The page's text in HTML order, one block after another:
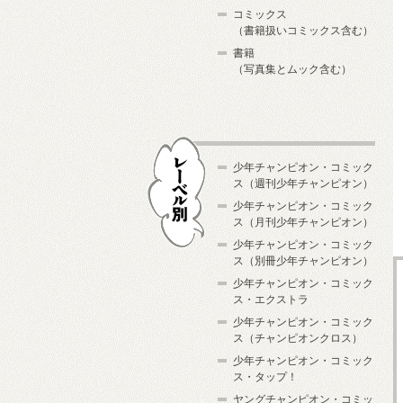
コミックス
（書籍扱いコミックス含む）
書籍
（写真集とムック含む）
少年チャンピオン・コミック
ス（週刊少年チャンピオン）
少年チャンピオン・コミック
ス（月刊少年チャンピオン）
少年チャンピオン・コミック
ス（別冊少年チャンピオン）
少年チャンピオン・コミック
ス・エクストラ
少年チャンピオン・コミック
ス（チャンピオンクロス）
少年チャンピオン・コミック
ス・タップ！
ヤングチャンピオン・コミッ